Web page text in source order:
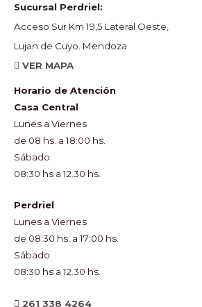
Sucursal Perdriel:
Acceso Sur Km 19,5 Lateral Oeste,
Lujan de Cuyo. Mendoza
VER MAPA
Horario de Atención
Casa Central
Lunes a Viernes
de 08 hs. a 18:00 hs.
Sábado
08:30 hs a 12.30 hs.
Perdriel
Lunes a Viernes
de 08:30 hs. a 17:00 hs.
Sábado
08:30 hs a 12.30 hs.
261 338 4264